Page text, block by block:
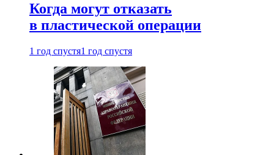
Когда могут отказать
в пластической операции
1 год спустя1 год спустя